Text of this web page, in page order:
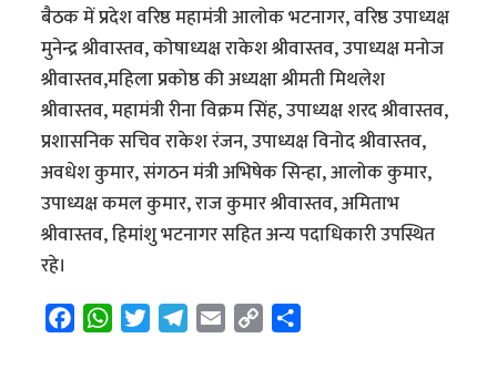
बैठक में प्रदेश वरिष्ठ महामंत्री आलोक भटनागर, वरिष्ठ उपाध्यक्ष
मुनेन्द्र श्रीवास्तव, कोषाध्यक्ष राकेश श्रीवास्तव, उपाध्यक्ष मनोज
श्रीवास्तव,महिला प्रकोष्ठ की अध्यक्षा श्रीमती मिथलेश
श्रीवास्तव, महामंत्री रीना विक्रम सिंह, उपाध्यक्ष शरद श्रीवास्तव,
प्रशासनिक सचिव राकेश रंजन, उपाध्यक्ष विनोद श्रीवास्तव,
अवधेश कुमार, संगठन मंत्री अभिषेक सिन्हा, आलोक कुमार,
उपाध्यक्ष कमल कुमार, राज कुमार श्रीवास्तव, अमिताभ
श्रीवास्तव, हिमांशु भटनागर सहित अन्य पदाधिकारी उपस्थित
रहे।
F
W
T
T
E
C